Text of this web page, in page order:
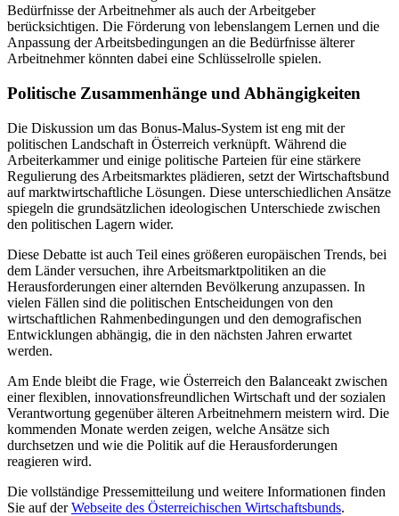
Bedürfnisse der Arbeitnehmer als auch der Arbeitgeber
berücksichtigen. Die Förderung von lebenslangem Lernen und die
Anpassung der Arbeitsbedingungen an die Bedürfnisse älterer
Arbeitnehmer könnten dabei eine Schlüsselrolle spielen.
Politische Zusammenhänge und Abhängigkeiten
Die Diskussion um das Bonus-Malus-System ist eng mit der
politischen Landschaft in Österreich verknüpft. Während die
Arbeiterkammer und einige politische Parteien für eine stärkere
Regulierung des Arbeitsmarktes plädieren, setzt der Wirtschaftsbund
auf marktwirtschaftliche Lösungen. Diese unterschiedlichen Ansätze
spiegeln die grundsätzlichen ideologischen Unterschiede zwischen
den politischen Lagern wider.
Diese Debatte ist auch Teil eines größeren europäischen Trends, bei
dem Länder versuchen, ihre Arbeitsmarktpolitiken an die
Herausforderungen einer alternden Bevölkerung anzupassen. In
vielen Fällen sind die politischen Entscheidungen von den
wirtschaftlichen Rahmenbedingungen und den demografischen
Entwicklungen abhängig, die in den nächsten Jahren erwartet
werden.
Am Ende bleibt die Frage, wie Österreich den Balanceakt zwischen
einer flexiblen, innovationsfreundlichen Wirtschaft und der sozialen
Verantwortung gegenüber älteren Arbeitnehmern meistern wird. Die
kommenden Monate werden zeigen, welche Ansätze sich
durchsetzen und wie die Politik auf die Herausforderungen
reagieren wird.
Die vollständige Pressemitteilung und weitere Informationen finden
Sie auf derWebseite des Österreichischen Wirtschaftsbunds.